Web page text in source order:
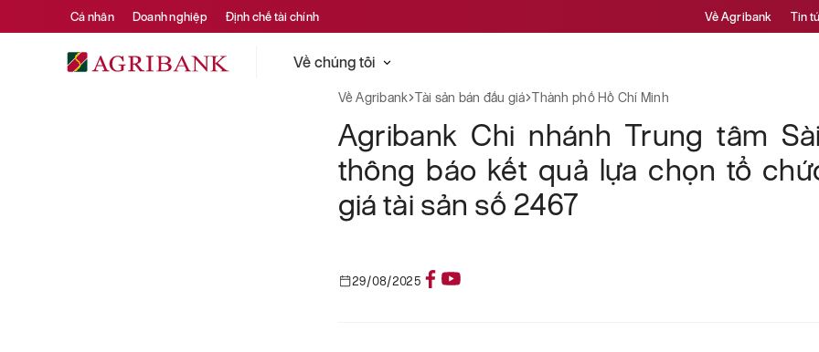
Cá nhân Doanh nghiệp Định chế tài chính Về Agribank Tin
Về chúng tôi
Về Agribank Tài sản bán đấu giá Thành phố Hồ Chí Minh
Agribank Chi nhánh Trung tâm
thông báo kết quả lựa chọn tổ
giá tài sản số 2467
29/08/2025